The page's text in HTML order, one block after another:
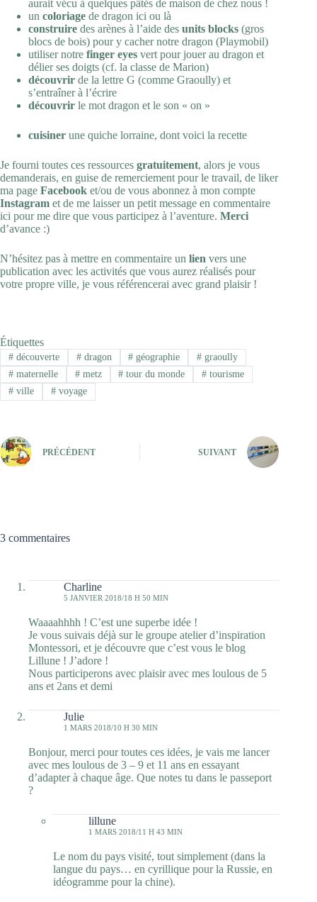
aurait vécu à quelques pâtés de maison de chez nous !
un coloriage de dragon ici ou là
construire des arènes à l’aide des units blocks (gros
blocs de bois) pour y cacher notre dragon (Playmobil)
utiliser notre finger eyes vert pour jouer au dragon et
délier ses doigts (cf. la classe de Marion)
découvrir de la lettre G (comme Graoully) et
s’entraîner à l’écrire
découvrir le mot dragon et le son « on »
cuisiner une quiche lorraine, dont voici la recette
Je fourni toutes ces ressources gratuitement, alors je vous
demanderais, en guise de remerciement pour le travail, de liker
ma page Facebook et/ou de vous abonnez à mon compte
Instagram et de me laisser un petit message en commentaire
ici pour me dire que vous participez à l’aventure. Merci
d’avance :)
N’hésitez pas à mettre en commentaire un lien vers une
publication avec les activités que vous aurez réalisés pour
votre propre ville, je vous référencerai avec grand plaisir !
Étiquettes
#découverte #dragon # géographie # graoully
#maternelle #metz # tour du monde # tourisme
#ville #voyage
PRÉCÉDENT SUIVANT
3 commentaires
Charline
5 JANVIER 2018/18 H 50 MIN
Waaaahhhh ! C’est une superbe idée !
Je vous suivais déjà sur le groupe atelier d’inspiration
Montessori, et je découvre que c’est vous le blog
Lillune ! J’adore !
Nous participerons avec plaisir avec mes loulous de 5
ans et 2ans et demi
Julie
1 MARS 2018/10 H 30 MIN
Bonjour, merci pour toutes ces idées, je vais me lancer
avec mes loulous de 3 – 9 et 11 ans en essayant
d’adapter à chaque âge. Que notes tu dans le passeport
?
lillune
1 MARS 2018/11 H 43 MIN
Le nom du pays visité, tout simplement (dans la
langue du pays… en cyrillique pour la Russie, en
idéogramme pour la chine).